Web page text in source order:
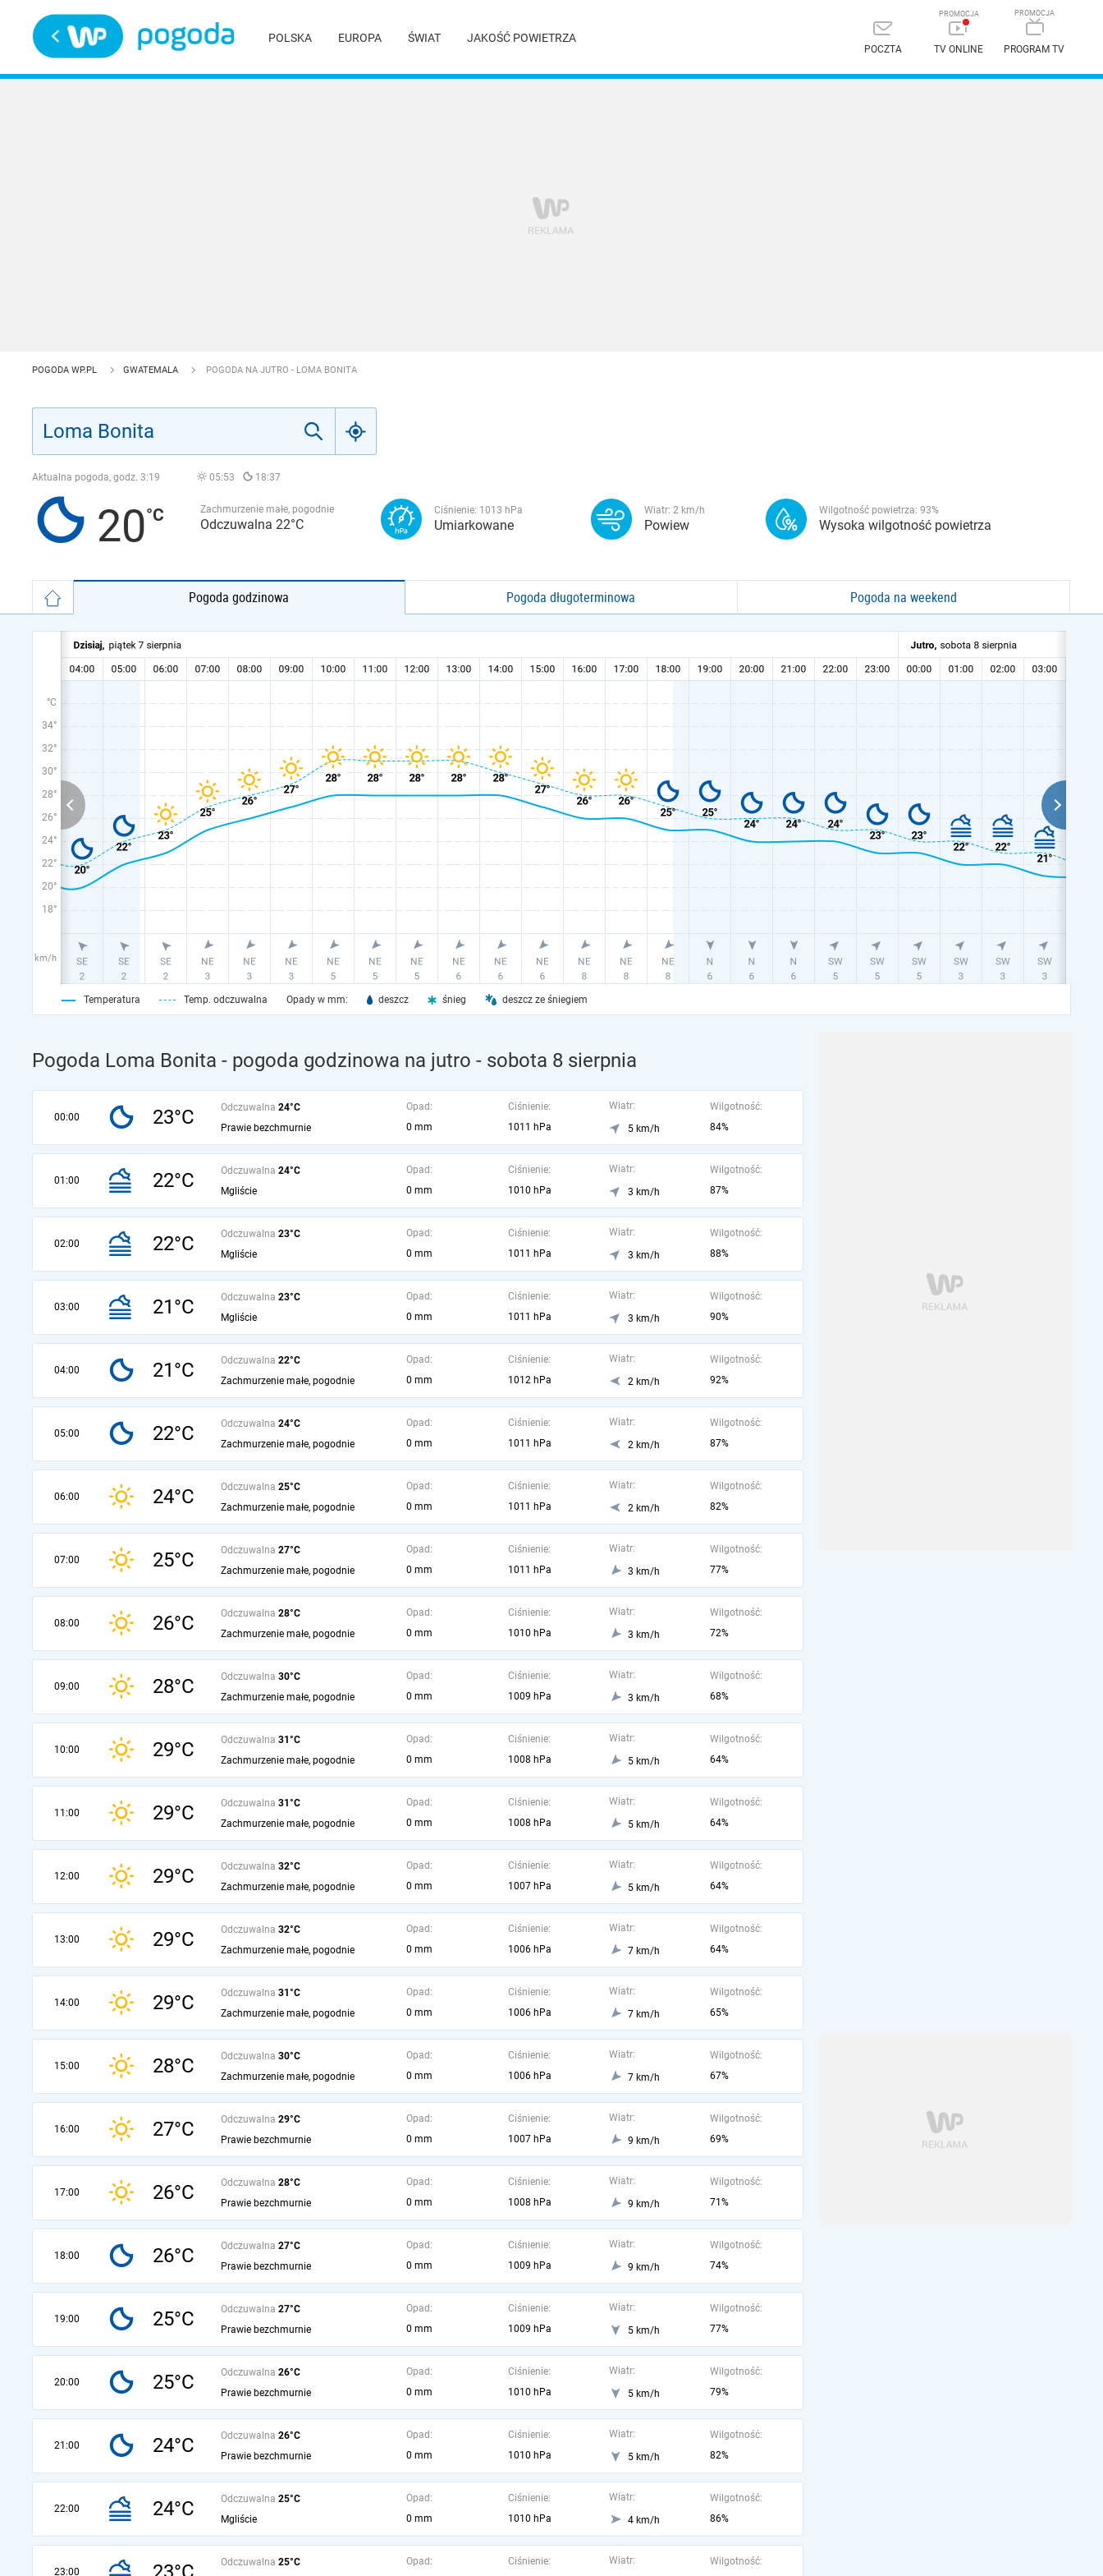
POLSKA EUROPA ŚWIAT JAKOŚĆ POWIETRZA
POCZTA TV ONLINE PROGRAM TV
POGODA WP.PL GWATEMALA POGODA NA JUTRO - LOMA BONITA
Aktualna pogoda, godz. 3:19 05:53 18:37
20 Zachmurzenie małe, pogodnie
Odczuwalna 22°C
Ciśnienie: 1013 hPa
Umiarkowane
Wiatr: 2 km/h
Powiew
Wilgotność powietrza: 93%
Wysoka wilgotność powietrza
Pogoda godzinowa Pogoda długoterminowa Pogoda na weekend
°C
34°
32°
30°
28°
26°
24°
22°
20°
18°
km/h
Temperatura Temp. odczuwalna Opady w mm: deszcz śnieg deszcz ze śniegiem
Pogoda Loma Bonita - pogoda godzinowa na jutro - sobota 8 sierpnia
00:00 23°C Odczuwalna 24°C
Prawie bezchmurnie
Opad:
0 mm
Ciśnienie:
1011 hPa
Wiatr:
5 km/h
Wilgotność:
84%
01:00 22°C Odczuwalna 24°C
Mgliście
Opad:
0 mm
Ciśnienie:
1010 hPa
Wiatr:
3 km/h
Wilgotność:
87%
02:00 22°C Odczuwalna 23°C
Mgliście
Opad:
0 mm
Ciśnienie:
1011 hPa
Wiatr:
3 km/h
Wilgotność:
88%
03:00 21°C Odczuwalna 23°C
Mgliście
Opad:
0 mm
Ciśnienie:
1011 hPa
Wiatr:
3 km/h
Wilgotność:
90%
04:00 21°C Odczuwalna 22°C
Zachmurzenie małe, pogodnie
Opad:
0 mm
Ciśnienie:
1012 hPa
Wiatr:
2 km/h
Wilgotność:
92%
05:00 22°C Odczuwalna 24°C
Zachmurzenie małe, pogodnie
Opad:
0 mm
Ciśnienie:
1011 hPa
Wiatr:
2 km/h
Wilgotność:
87%
06:00 24°C Odczuwalna 25°C
Zachmurzenie małe, pogodnie
Opad:
0 mm
Ciśnienie:
1011 hPa
Wiatr:
2 km/h
Wilgotność:
82%
07:00 25°C Odczuwalna 27°C
Zachmurzenie małe, pogodnie
Opad:
0 mm
Ciśnienie:
1011 hPa
Wiatr:
3 km/h
Wilgotność:
77%
08:00 26°C Odczuwalna 28°C
Zachmurzenie małe, pogodnie
Opad:
0 mm
Ciśnienie:
1010 hPa
Wiatr:
3 km/h
Wilgotność:
72%
09:00 28°C Odczuwalna 30°C
Zachmurzenie małe, pogodnie
Opad:
0 mm
Ciśnienie:
1009 hPa
Wiatr:
3 km/h
Wilgotność:
68%
10:00 29°C Odczuwalna 31°C
Zachmurzenie małe, pogodnie
Opad:
0 mm
Ciśnienie:
1008 hPa
Wiatr:
5 km/h
Wilgotność:
64%
11:00 29°C Odczuwalna 31°C
Zachmurzenie małe, pogodnie
Opad:
0 mm
Ciśnienie:
1008 hPa
Wiatr:
5 km/h
Wilgotność:
64%
12:00 29°C Odczuwalna 32°C
Zachmurzenie małe, pogodnie
Opad:
0 mm
Ciśnienie:
1007 hPa
Wiatr:
5 km/h
Wilgotność:
64%
13:00 29°C Odczuwalna 32°C
Zachmurzenie małe, pogodnie
Opad:
0 mm
Ciśnienie:
1006 hPa
Wiatr:
7 km/h
Wilgotność:
64%
14:00 29°C Odczuwalna 31°C
Zachmurzenie małe, pogodnie
Opad:
0 mm
Ciśnienie:
1006 hPa
Wiatr:
7 km/h
Wilgotność:
65%
15:00 28°C Odczuwalna 30°C
Zachmurzenie małe, pogodnie
Opad:
0 mm
Ciśnienie:
1006 hPa
Wiatr:
7 km/h
Wilgotność:
67%
16:00 27°C Odczuwalna 29°C
Prawie bezchmurnie
Opad:
0 mm
Ciśnienie:
1007 hPa
Wiatr:
9 km/h
Wilgotność:
69%
17:00 26°C Odczuwalna 28°C
Prawie bezchmurnie
Opad:
0 mm
Ciśnienie:
1008 hPa
Wiatr:
9 km/h
Wilgotność:
71%
18:00 26°C Odczuwalna 27°C
Prawie bezchmurnie
Opad:
0 mm
Ciśnienie:
1009 hPa
Wiatr:
9 km/h
Wilgotność:
74%
19:00 25°C Odczuwalna 27°C
Prawie bezchmurnie
Opad:
0 mm
Ciśnienie:
1009 hPa
Wiatr:
5 km/h
Wilgotność:
77%
20:00 25°C Odczuwalna 26°C
Prawie bezchmurnie
Opad:
0 mm
Ciśnienie:
1010 hPa
Wiatr:
5 km/h
Wilgotność:
79%
21:00 24°C Odczuwalna 26°C
Prawie bezchmurnie
Opad:
0 mm
Ciśnienie:
1010 hPa
Wiatr:
5 km/h
Wilgotność:
82%
22:00 24°C Odczuwalna 25°C
Mgliście
Opad:
0 mm
Ciśnienie:
1010 hPa
Wiatr:
4 km/h
Wilgotność:
86%
23:00
Odczuwalna 25°C
Opad:
Ciśnienie:
Wiatr:
Wilgotność: